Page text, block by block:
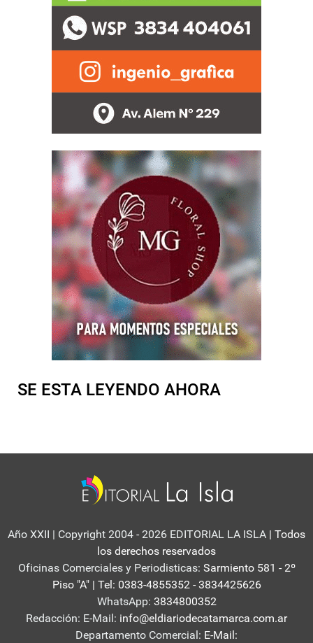
SE ESTA LEYENDO AHORA
Año XXII | Copyright 2004 - 2026 EDITORIAL LA ISLA | Todos
los derechos reservados
Oficinas Comerciales y Periodisticas: Sarmiento 581 - 2º
Piso "A" | Tel: 0383-4855352 - 3834425626
WhatsApp: 3834800352
Redacción: E-Mail: info@eldiariodecatamarca.com.ar
Departamento Comercial: E-Mail: